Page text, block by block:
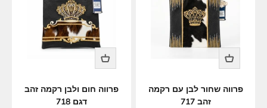
פרווה שחור לבן עם רקמה
זהב 717
פרווה חום ולבן רקמה זהב
דגם 718